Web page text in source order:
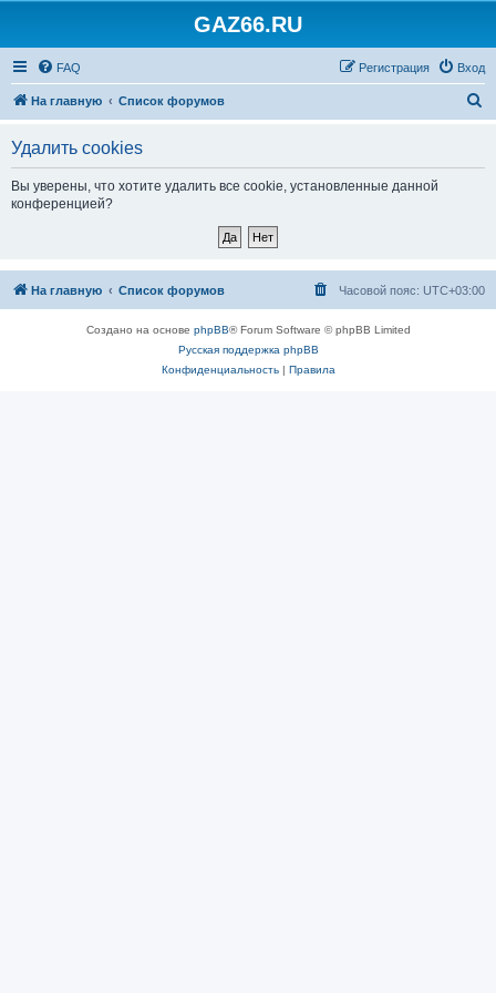
GAZ66.RU
FAQ Вход
Регистрация
На главную Список форумов
Удалить cookies
Вы уверены, что хотите удалить все cookie, установленные данной
конференцией?
На главную Список форумов Часовой пояс: UTC+03:00
Создано на основе phpBB® Forum Software © phpBB Limited
Русская поддержка phpBB
Конфиденциальность| Правила